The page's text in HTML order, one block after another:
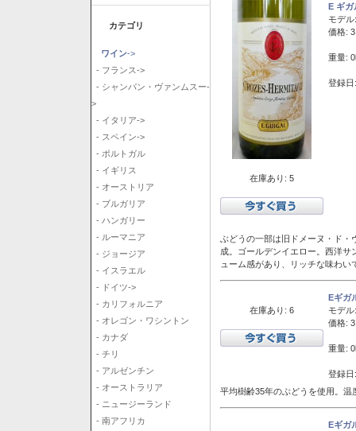
カテゴリ
ワイン->
- フランス->
- シャンパン・ヴァンムスー-
>
- イタリア->
- スペイン->
- ポルトガル
- イギリス
- オーストリア
- ブルガリア
- ハンガリー
- ルーマニア
- ジョージア
- イスラエル
- ドイツ->
- カリフォルニア
- オレゴン・ワシントン
- カナダ
- チリ
- アルゼンチン
- オーストラリア
- ニュージーランド
- 南アフリカ
在庫あり: 5
E ギ
モデル:
価格:
重量:
登録
ぶどうの一部は旧ドメーヌ・ド・
成。ゴールデンイエロー。西洋
ューム感があり、リッチな味わい
在庫あり: 6
Eギガ
モデル:
価格:
重量:
登録
平均樹齢35年のぶどうを使用。
Eギガ